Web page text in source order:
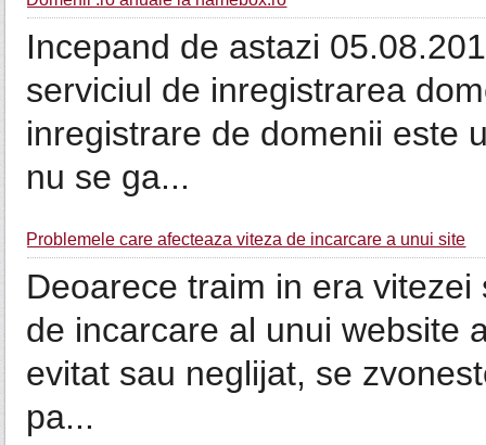
Incepand de astazi
serviciul de inregistrarea
inregistrare de domenii este
nu se ga...
Problemele care afecteaza viteza de incarcare a unui site
Deoarece traim in era
de incarcare al unui website
evitat sau neglijat, se
pa...